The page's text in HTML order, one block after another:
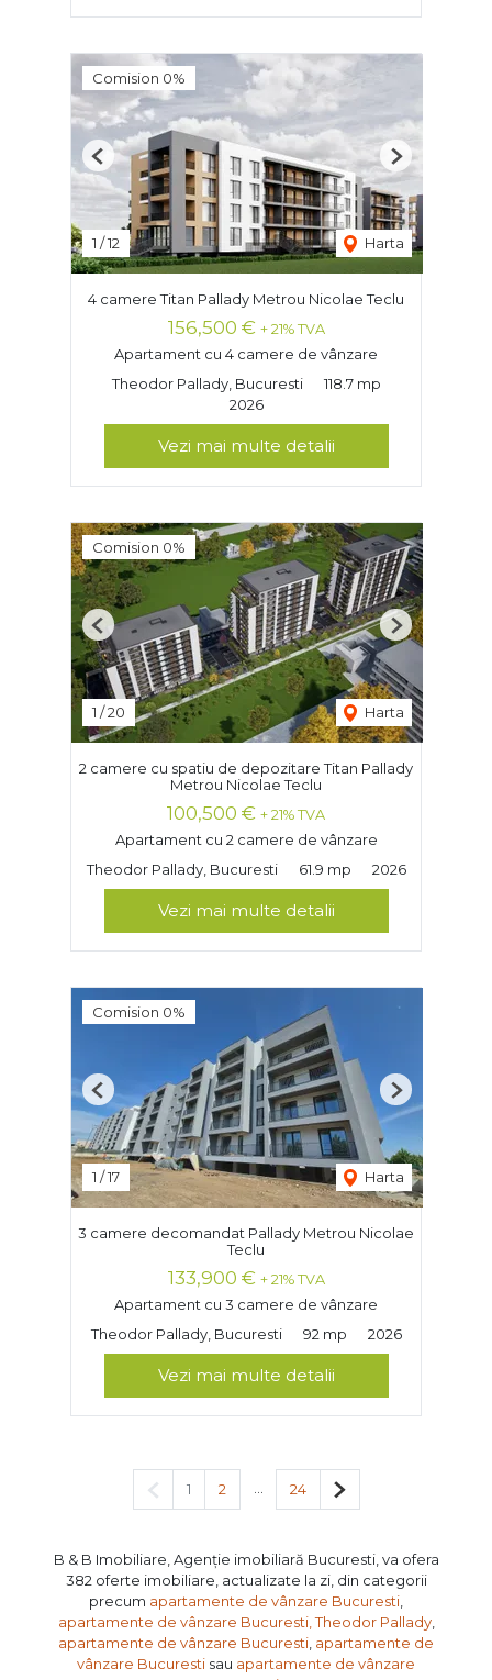
Comision 0%
1 /12 Harta
Previous Next
4 camere Titan Pallady Metrou Nicolae Teclu
156,500 € + 21% TVA
Apartament cu 4 camere de vânzare
Theodor Pallady, Bucuresti
118.7 mp
2026
Vezi mai multe detalii
Comision 0%
1 /20 Harta
Previous Next
2 camere cu spatiu de depozitare Titan Pallady
Metrou Nicolae Teclu
100,500 € + 21% TVA
Apartament cu 2 camere de vânzare
Theodor Pallady, Bucuresti
61.9 mp 2026
Vezi mai multe detalii
Comision 0%
1 /17 Harta
Previous Next
3 camere decomandat Pallady Metrou Nicolae
Teclu
133,900 € + 21% TVA
Apartament cu 3 camere de vânzare
Theodor Pallady, Bucuresti
92 mp 2026
Vezi mai multe detalii
Pagina anterioară
1 2 24 Pagina următoare
B & B Imobiliare, Agenție imobiliară Bucuresti, va ofera
382 oferte imobiliare, actualizate la zi, din categorii
precum apartamente de vânzare Bucuresti
apartamente de vânzare Bucuresti, Theodor Pallady,
apartamente de vânzare Bucuresti apartamente de
vânzare Bucuresti sau apartamente de vânzare